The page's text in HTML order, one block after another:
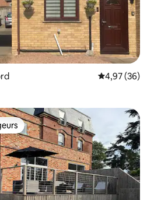
Évaluation
4,97 (36)
les plus appréciés